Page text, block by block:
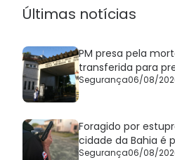
Últimas notícias
PM presa pela
transferida para
Segurança06/08/
Foragido por
cidade da Bahia é
Segurança06/08/